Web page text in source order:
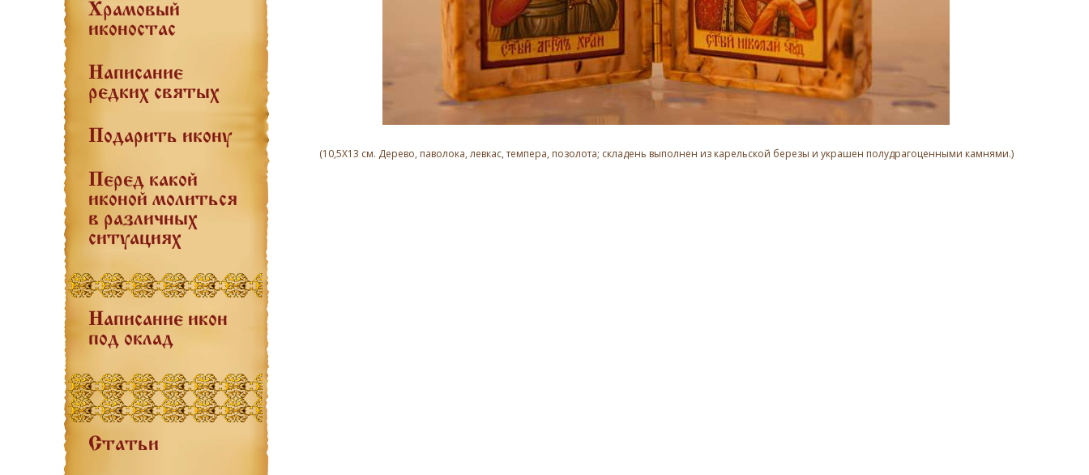
Храмовый
иконостас
Написание
редких святых
Подарить икону
Перед какой
иконой молиться
в различных
ситуациях
Написание икон
под оклад
Статьи
(10,5Х13 см. Дерево, паволока, левкас, темпера, позолота; складень выполнен из карельской березы и украшен полудрагоценными камнями.)